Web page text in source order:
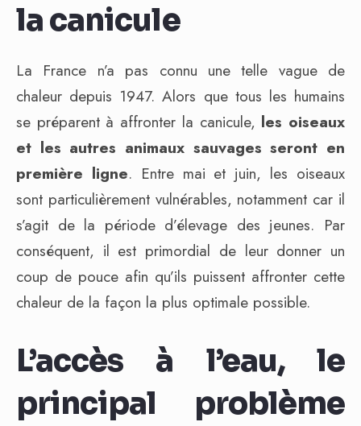
la canicule
La France n’a pas connu une telle vague de
chaleur depuis 1947. Alors que tous les humains
se préparent à affronter la canicule, les oiseaux
et les autres animaux sauvages seront en
première ligne. Entre mai et juin, les oiseaux
sont particulièrement vulnérables, notamment car il
s’agit de la période d’élevage des jeunes. Par
conséquent, il est primordial de leur donner un
coup de pouce afin qu’ils puissent affronter cette
chaleur de la façon la plus optimale possible.
L’accès à l’eau, le
principal problème